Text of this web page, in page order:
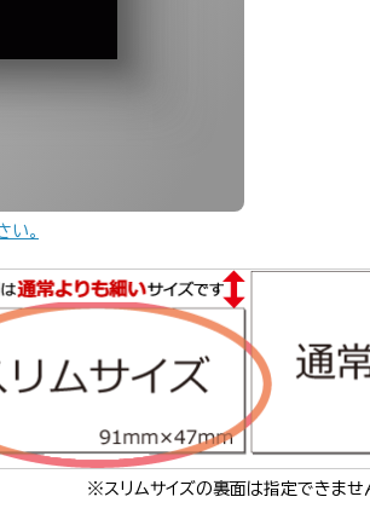
い。
※スリムサイズの裏面は指定できませ